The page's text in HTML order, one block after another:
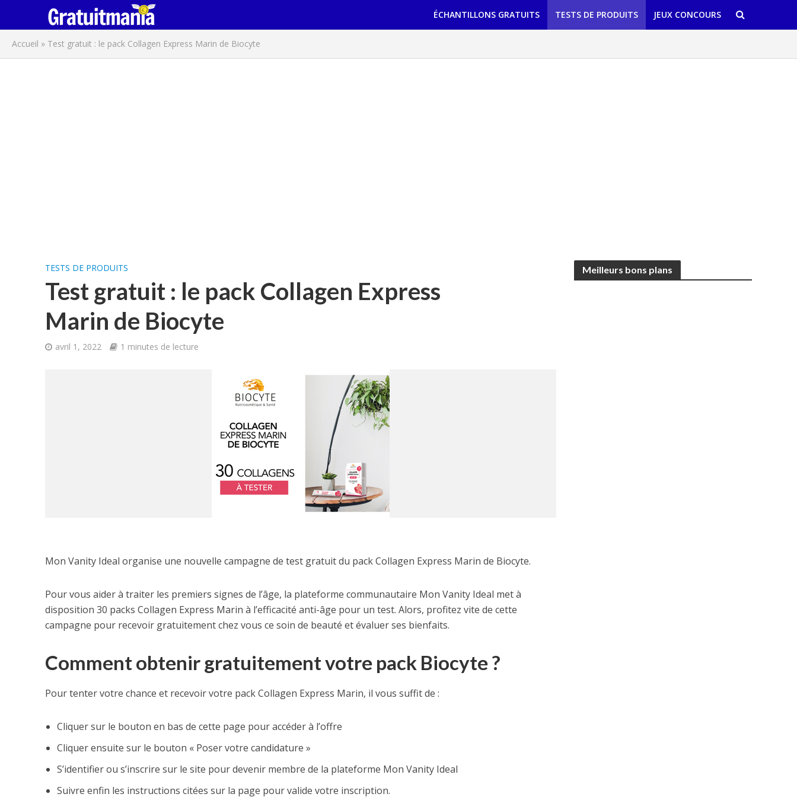
ÉCHANTILLONS GRATUITS TESTS DE PRODUITS JEUX CONCOURS
Accueil » Test gratuit : le pack Collagen Express Marin de Biocyte
TESTS DE PRODUITS
Test gratuit : le pack Collagen Express
Marin de Biocyte
avril 1, 2022 1 minutes de lecture
Mon Vanity Ideal organise une nouvelle campagne de test gratuit du pack Collagen Express Marin de Biocyte.
Pour vous aider à traiter les premiers signes de l’âge, la plateforme communautaire Mon Vanity Ideal met à
disposition 30 packs Collagen Express Marin à l’efficacité anti-âge pour un test. Alors, profitez vite de cette
campagne pour recevoir gratuitement chez vous ce soin de beauté et évaluer ses bienfaits.
Comment obtenir gratuitement votre pack Biocyte ?
Pour tenter votre chance et recevoir votre pack Collagen Express Marin, il vous suffit de :
Cliquer sur le bouton en bas de cette page pour accéder à l’offre
Cliquer ensuite sur le bouton « Poser votre candidature »
S’identifier ou s’inscrire sur le site pour devenir membre de la plateforme Mon Vanity Ideal
Suivre enfin les instructions citées sur la page pour valide votre inscription.
Meilleurs bons plans